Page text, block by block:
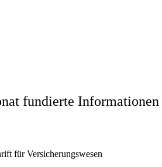
fundierte Informationen